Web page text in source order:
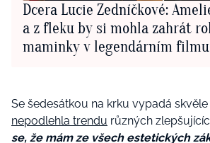
Dcera Lucie Zedníčkové:
a z fleku by si mohla zahrát
maminky v legendárním
Se šedesátkou na krku vypadá skvěle
nepodlehla trendu různých
se, že mám ze všech estetických